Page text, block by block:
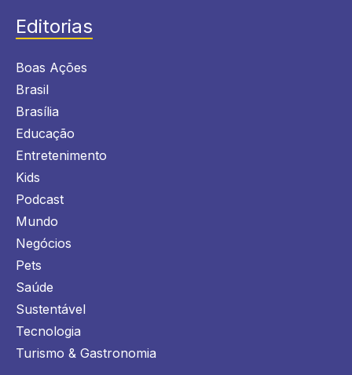
Editorias
Boas Ações
Brasil
Brasília
Educação
Entretenimento
Kids
Podcast
Mundo
Negócios
Pets
Saúde
Sustentável
Tecnologia
Turismo & Gastronomia